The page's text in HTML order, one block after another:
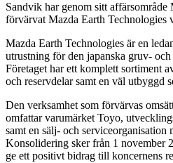
Sandvik har genom sitt
förvärvat Mazda Earth Technologies
Mazda Earth Technologies är en
utrustning för den japanska gruv-
Företaget har ett komplett sortiment
och reservdelar samt en väl utbyggd
Den verksamhet som förvärvas
omfattar varumärket Toyo,
samt en sälj- och serviceorganisation
Konsolidering sker från 1 november
ge ett positivt bidrag till koncernens